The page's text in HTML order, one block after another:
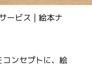
ービス | 絵本ナ
ンセプトに、絵